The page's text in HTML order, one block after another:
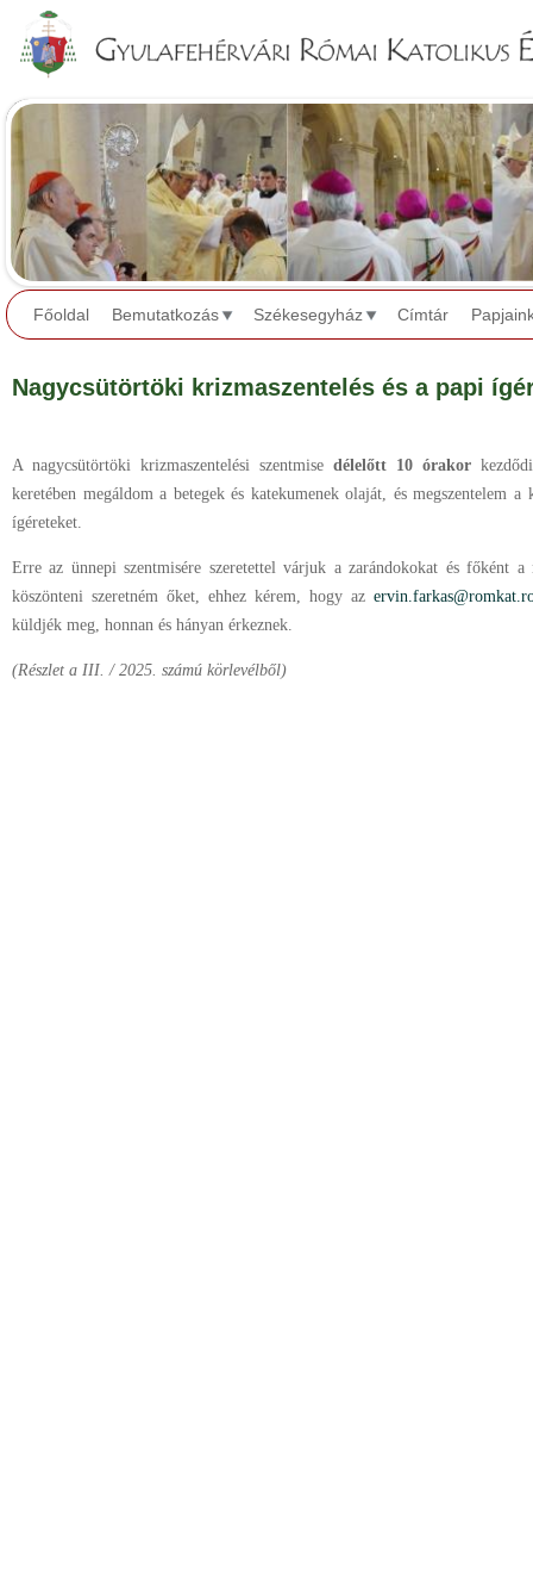
Főoldal Bemutatkozás Székesegyház Címtár
Nagycsütörtöki krizmaszentelés és a papi
A nagycsütörtöki krizmaszentelési szentmise délelőtt 10 órakor
keretében megáldom a betegek és katekumenek olaját, és megszentelem
ígéreteket.
Erre az ünnepi szentmisére szeretettel várjuk a zarándokokat és főként a
köszönteni szeretném őket, ehhez kérem, hogy az
küldjék meg, honnan és hányan érkeznek.
(Részlet a III. / 2025. számú körlevélből)